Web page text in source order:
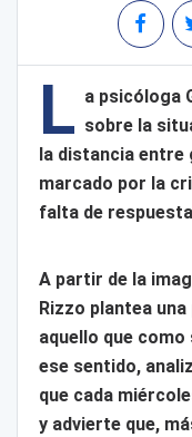
L a psicóloga
sobre la
la distancia entre
marcado por la
falta de
A partir de la
Rizzo plantea
aquello que
ese sentido,
que cada
y advierte que,